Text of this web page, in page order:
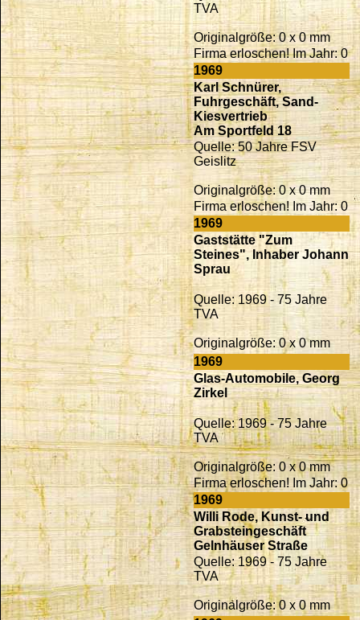
TVA
Originalgröße: 0 x 0 mm
Firma erloschen! Im Jahr: 0
1969
Karl Schnürer,
Fuhrgeschäft, Sand-
Kiesvertrieb
Am Sportfeld 18
Quelle: 50 Jahre FSV
Geislitz
Originalgröße: 0 x 0 mm
Firma erloschen! Im Jahr: 0
1969
Gaststätte "Zum
Steines", Inhaber Johann
Sprau
Quelle: 1969 - 75 Jahre
TVA
Originalgröße: 0 x 0 mm
1969
Glas-Automobile, Georg
Zirkel
Quelle: 1969 - 75 Jahre
TVA
Originalgröße: 0 x 0 mm
Firma erloschen! Im Jahr: 0
1969
Willi Rode, Kunst- und
Grabsteingeschäft
Gelnhäuser Straße
Quelle: 1969 - 75 Jahre
TVA
Originalgröße: 0 x 0 mm